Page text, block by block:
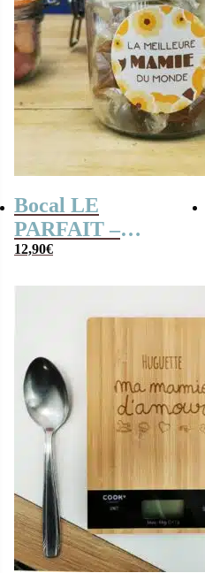
Bocal LE
PARFAIT –
“Meilleure mamie
– 150g (5 nougats
12,90€